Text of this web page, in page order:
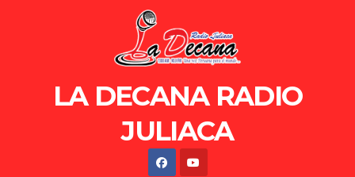
LA DECANA RADIO
JULIACA